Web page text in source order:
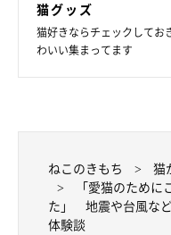
「地震に驚いて、高い
宅後すぐに気づいてあ
「驚いて高いところに
体験談にもあるように、
猫グッズ
猫好きならチェックしてお
わいい集まってます
ねこのきもち 猫
「愛猫のため
た」 地震や台風な
体験談